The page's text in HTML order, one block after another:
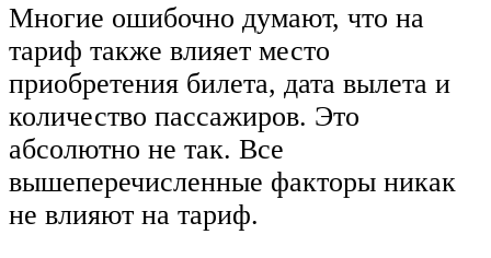
Многие ошибочно думают, что на
тариф также влияет место
приобретения билета, дата вылета и
количество пассажиров. Это
абсолютно не так. Все
вышеперечисленные факторы никак
не влияют на тариф.